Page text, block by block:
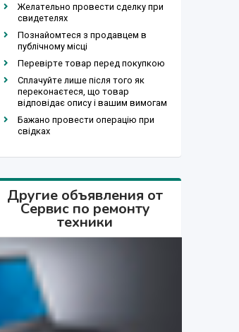
Желательно провести сделку при
свидетелях
Познайомтеся з продавцем в
публічному місці
Перевірте товар перед покупкою
Сплачуйте лише після того як
переконаєтеся, що товар
відповідає опису і вашим вимогам
Бажано провести операцію при
свідках
Другие объявления от
Сервис по ремонту
техники